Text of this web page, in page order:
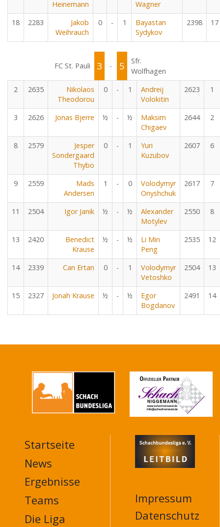
Heinemann
Wagner
18 2283
Jakob
Weihrauch
0 - 1
Bayastan
Sydykov
2398 17
FC St. Pauli 3 - 5
Sfr.
Wolfhagen
2
2635
Nikolaos
Theodorou
0 - 1
Andreij
Volokitin
2623 1
3 2626 Jonas Bjerre ½ - ½
Maksim
Chigaev
2644 2
8 2579
Jesper
Sondergaard
Thybo
0 - 1
Yuri
Kuzubov
2607 6
9 2559
Mads
Andersen
1 - 0
Volodymyr
Onyshchuk
2617 7
11 2504 Igor Janik ½ - ½
Alexander
Motylev
2550 8
13 2420
Benedict
Krause
½ - ½
Li Min
Peng
2535 12
14 2339 Can Ertan 0 - 1
Volodymyr
Vetoshko
2504 13
15 2327 Jonah Krause ½ - ½
Egor
Bogdanov
2491 14
MAIN
NAVIGATION
FOOTER
Startseite
News
Ergebnisse
Teams
Die Liga
Impressum
Datenschutz